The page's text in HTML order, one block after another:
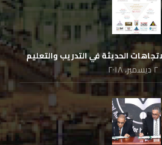
الحديثة في التدريب والتعليم
٢ ديسمبر، ٢٠١٨